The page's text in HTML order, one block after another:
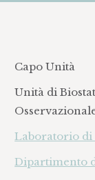
Capo Unità
Unità di
Laboratorio di
Dipartimento